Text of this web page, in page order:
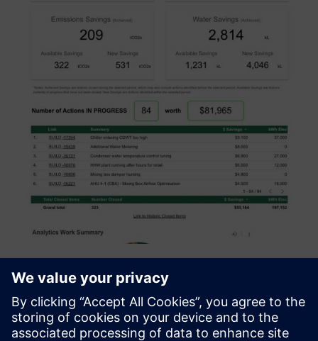
Smart Building Analytics
Bueno-ova Smart Building Analytics pomaže vam donositi
pametnije odluke prikupljanjem i analizom velikih količina
podataka iz sustava vaše zgrade. Pruža vrijedne uvide koji